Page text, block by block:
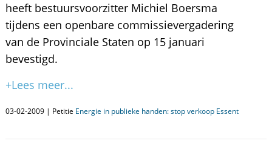
heeft bestuursvoorzitter Michiel Boersma
tijdens een openbare commissievergadering
van de Provinciale Staten op 15 januari
bevestigd.
+Lees meer...
03-02-2009 | Petitie Energie in publieke handen: stop verkoop Essent